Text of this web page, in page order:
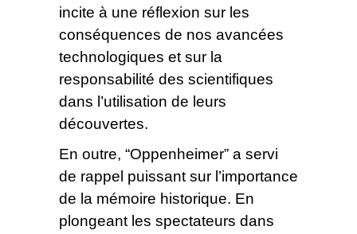
incite à une réflexion sur les
conséquences de nos avancées
technologiques et sur la
responsabilité des scientifiques
dans l’utilisation de leurs
découvertes.
En outre, “Oppenheimer” a servi
de rappel puissant sur l’importance
de la mémoire historique. En
plongeant les spectateurs dans